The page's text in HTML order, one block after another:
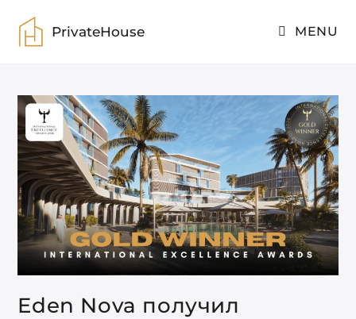
content
PrivateHouse MENU
Eden Nova получил